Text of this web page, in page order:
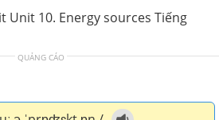
Unit 10. Energy sources Tiếng
QUẢNG CÁO